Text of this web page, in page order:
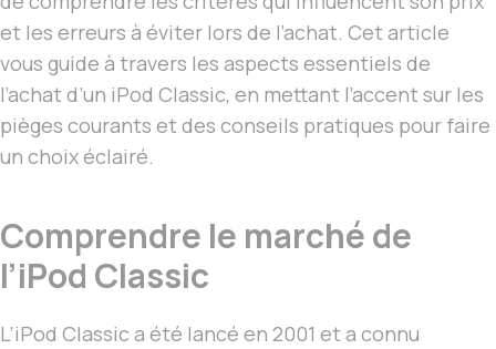
et les erreurs à éviter lors de l’achat. Cet article
vous guide à travers les aspects essentiels de
l’achat d’un iPod Classic, en mettant l’accent sur les
pièges courants et des conseils pratiques pour faire
un choix éclairé.
Comprendre le marché de
l’iPod Classic
L’iPod Classic a été lancé en 2001 et a connu